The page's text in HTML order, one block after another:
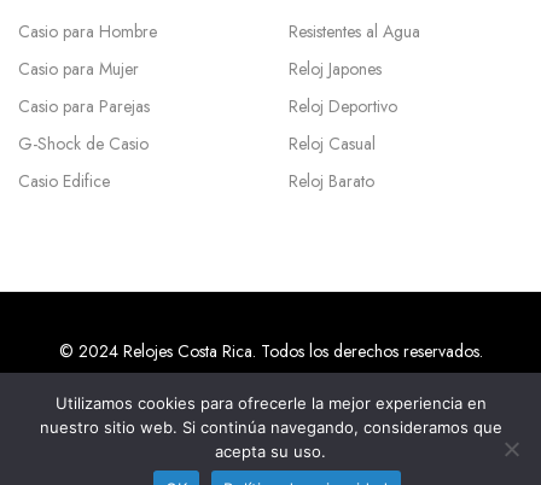
Casio para Hombre
Casio para Mujer
Casio para Parejas
G-Shock de Casio
Casio Edifice
Resistentes al Agua
Reloj Japones
Reloj Deportivo
Reloj Casual
Reloj Barato
© 2024 Relojes Costa Rica. Todos los derechos reservados.
Agencias SEO en Costa Rica
Utilizamos cookies para ofrecerle la mejor experiencia en
nuestro sitio web. Si continúa navegando, consideramos que
acepta su uso.